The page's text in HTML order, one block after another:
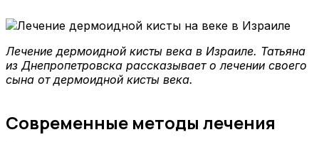
Лечение дермоидной кисты века в Израиле. Татьяна
из Днепропетровска рассказывает о лечении своего
сына от дермоидной кисты века.
Современные методы лечения